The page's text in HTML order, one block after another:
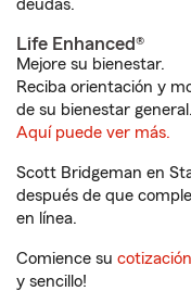
deudas.
Life Enhanced®
Mejore su bienestar.
Reciba orientación y
de su bienestar general.
Aquí puede ver más.
Scott Bridgeman en
después de que
en línea.
Comience su
y sencillo!